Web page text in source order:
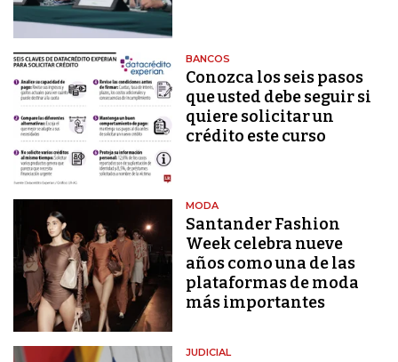
BANCOS
Conozca los seis pasos
que usted debe seguir si
quiere solicitar un
crédito este curso
MODA
Santander Fashion
Week celebra nueve
años como una de las
plataformas de moda
más importantes
JUDICIAL